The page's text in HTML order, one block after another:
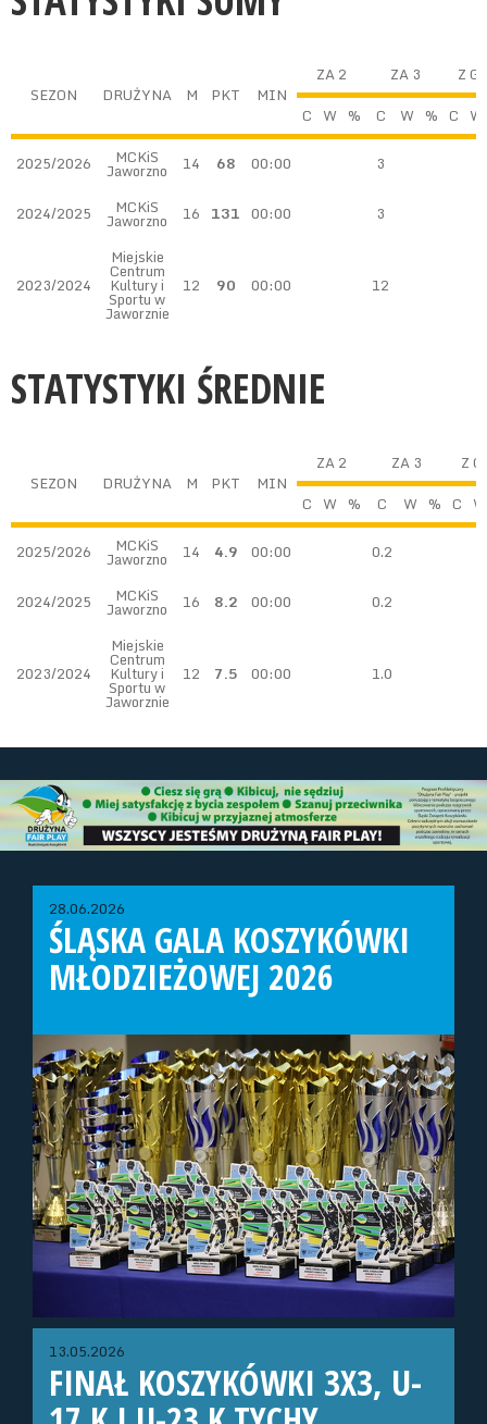
SEZON DRUŻYNA M PKT MIN
ZA 2 ZA 3
Z
C W % C W % C W
2025/2026
MCKiS
Jaworzno 14 68 00:00 3
2024/2025 MCKiS
Jaworzno 16 131 00:00 3
2023/2024
Miejskie
Centrum
Kultury i
Sportu w
Jaworznie
12 90 00:00 12
STATYSTYKI ŚREDNIE
SEZON DRUŻYNA M PKT MIN
ZA 2 ZA 3
Z
C W % C W % C W
2025/2026
MCKiS
Jaworzno 14 4.9 00:00 0.2
2024/2025 MCKiS
Jaworzno 16 8.2 00:00 0.2
2023/2024
Miejskie
Centrum
Kultury i
Sportu w
Jaworznie
12 7.5 00:00 1.0
28.06.2026
ŚLĄSKA GALA KOSZYKÓWKI
MŁODZIEŻOWEJ 2026
13.05.2026
FINAŁ KOSZYKÓWKI 3X3, U-